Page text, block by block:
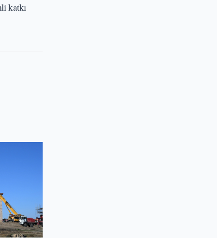
katkı